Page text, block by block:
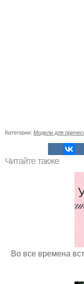
Категории: Модели для
Читайте также
Во все времена